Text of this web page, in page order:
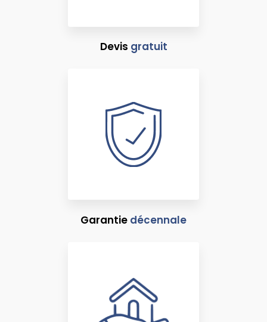
Devis gratuit
Garantie décennale